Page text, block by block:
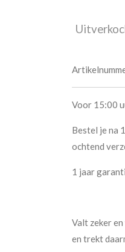
Voor 15:00
Bestel je na
ochtend
1 jaar
Valt zeker
en trekt